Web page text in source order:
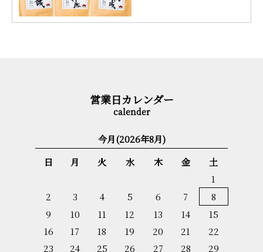
営業日カレンダー
今月(2026年8月)
日
月 火 水 木 金
土
1
2
3 4 5 6 7
8
9
10 11 12 13 14
15
16
17 18 19 20 21
22
23
24 25 26 27 28
29